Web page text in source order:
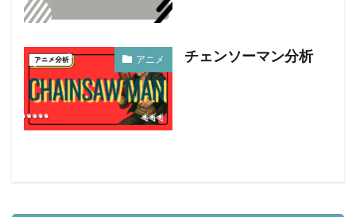
アニメ チェンソーマン分析